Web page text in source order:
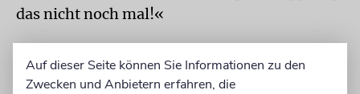
das nicht noch mal!«
Auf dieser Seite können Sie Informationen zu den
Zwecken und Anbietern erfahren, die